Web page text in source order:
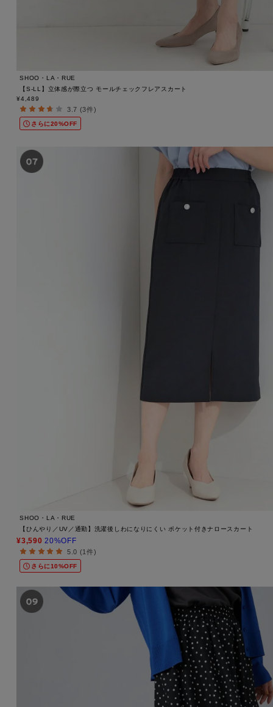
SHOO・LA・RUE
【S-LL】立体感が際立つ モールチェックフレアスカート
¥4,489
3.7 (3件)
さらに20%OFF
SHOO・LA・RUE
【ひんやり／UV／通勤】洗濯後しわになりにくい ポケット付きナロースカート
¥3,590 20%OFF
5.0 (1件)
さらに10%OFF